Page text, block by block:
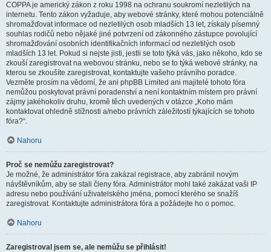
COPPA je americký zákon z roku 1998 na ochranu soukromí nezletilých na
internetu. Tento zákon vyžaduje, aby webové stránky, které mohou potenciálně
shromažďovat informace od nezletilých osob mladších 13 let, získaly písemný
souhlas rodičů nebo nějaké jiné potvrzení od zákonného zástupce povolující
shromažďování osobních identifikačních informací od nezletilých osob
mladších 13 let. Pokud si nejste jisti, jestli se toto týká vás, jako někoho, kdo se
zkouší zaregistrovat na webovou stránku, nebo se to týká webové stránky, na
kterou se zkoušíte zaregistrovat, kontaktujte vašeho právního poradce.
Vezměte prosím na vědomí, že ani phpBB Limited ani majitelé tohoto fóra
nemůžou poskytovat právní poradenství a není kontaktním místem pro právní
zájmy jakéhokoliv druhu, kromě těch uvedených v otázce „Koho mám
kontaktovat ohledně stížnosti a/nebo právních záležitostí týkajících se tohoto
fóra?“.
Nahoru
Proč se nemůžu zaregistrovat?
Je možné, že administrátor fóra zakázal registrace, aby zabránil novým
návštěvníkům, aby se stali členy fóra. Administrátor mohl také zakázat vaši IP
adresu nebo používání uživatelského jména, pomocí kterého se snažíš
zaregistrovat. Kontaktujte administrátora fóra a požádejte ho o pomoc.
Nahoru
Zaregistroval jsem se, ale nemůžu se přihlásit!